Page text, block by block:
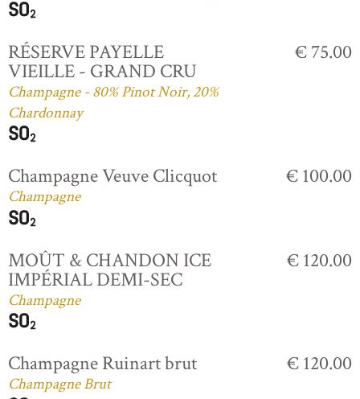
RÉSERVE PAYELLE
VIEILLE - GRAND CRU
Champagne - 80% Pinot Noir, 20%
Chardonnay
€ 75.00
Champagne Veuve Clicquot
Champagne
€ 100.00
MOÛT & CHANDON ICE
IMPÉRIAL DEMI-SEC
Champagne
€ 120.00
Champagne Ruinart brut
Champagne Brut
€ 120.00